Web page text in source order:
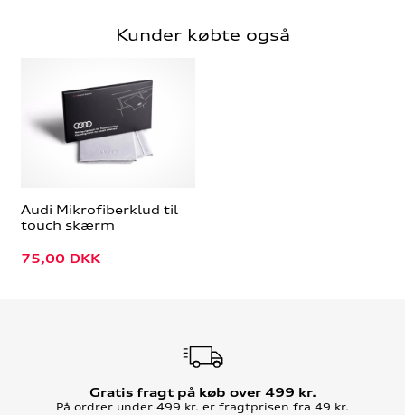
Kunder købte også
Audi Mikrofiberklud til
touch skærm
75,00 DKK
Gratis fragt på køb over 499 kr.
På ordrer under 499 kr. er fragtprisen fra 49 kr.